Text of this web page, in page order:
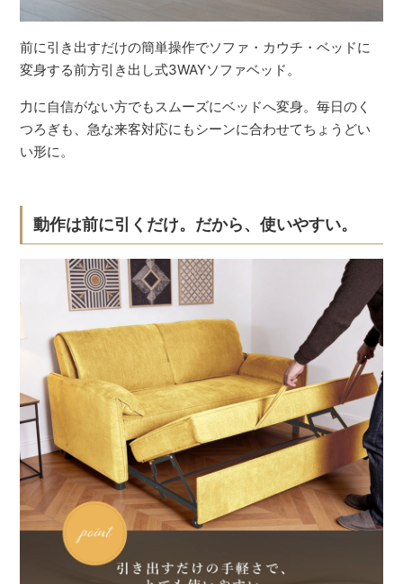
前に引き出すだけの簡単操作でソファ・カウチ・ベッドに
変身する前方引き出し式3WAYソファベッド。
力に自信がない方でもスムーズにベッドへ変身。毎日のく
つろぎも、急な来客対応にもシーンに合わせてちょうどい
い形に。
動作は前に引くだけ。だから、使いやすい。